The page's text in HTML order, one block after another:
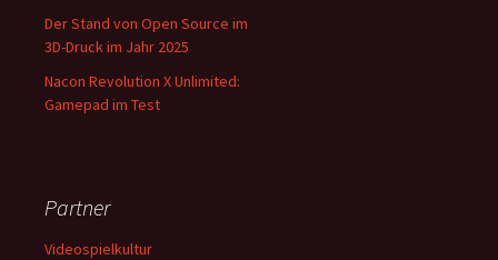
Der Stand von Open Source im
3D-Druck im Jahr 2025
Nacon Revolution X Unlimited:
Gamepad im Test
Partner
Videospielkultur